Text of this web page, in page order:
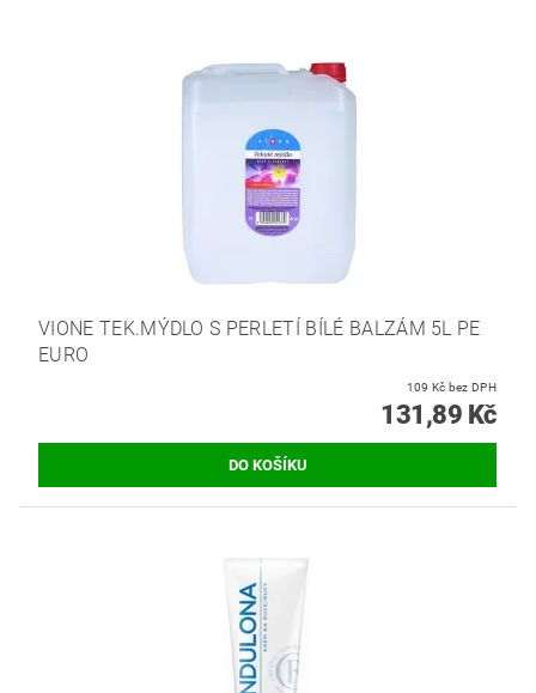
VIONE TEK.MÝDLO S PERLETÍ BÍLÉ BALZÁM 5L PE
EURO
109 Kč bez DPH
131,89 Kč